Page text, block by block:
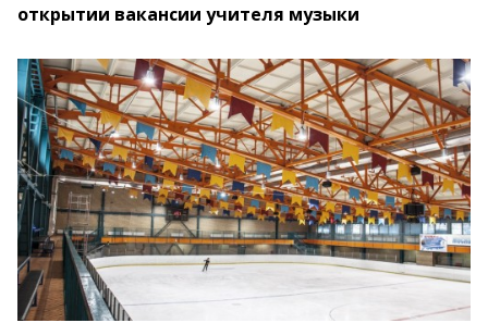
открытии вакансии учителя музыки